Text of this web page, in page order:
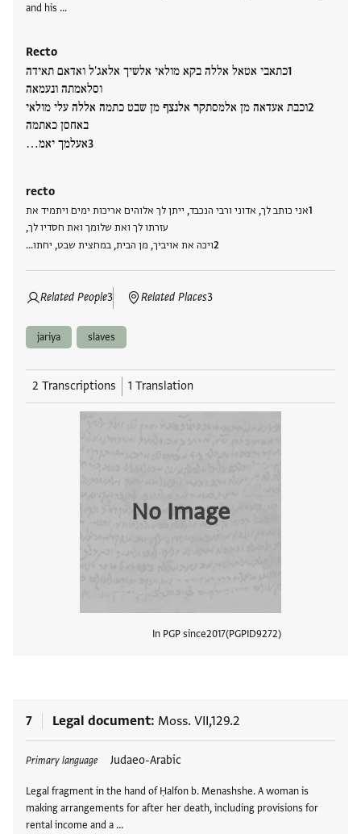
and his …
Recto
כתאבי אטאל אללה בקא מולאי אלשיך אלאג'ל ואדאם תאידה
וסלאמתה ונעמאה
וכבת אעדאה מן אלמסתקר אלנצף מן שבט כתמה אללה עלי מולאי
באחסן כאתמה
אעלמך יאמ…
recto
אני כותב לך, אדוני ורבי הנכבד, ייתן לך אלוהים אריכות ימים ויתמיד את
עזרתו לך ואת שלומך ואת חסדיו לך,
ויכה את אויביך, מן הבית, במחצית שבט, יחתו…
Related People3 Related Places3
jariya slaves
2 Transcriptions 1 Translation
No Image
In PGP since2017 PGPID9272
7 Legal document Moss. VII,129.2
Primary language Judaeo-Arabic
Legal fragment in the hand of Ḥalfon b. Menashshe. A woman is
making arrangements for after her death, including provisions for
rental income and a …
Tags